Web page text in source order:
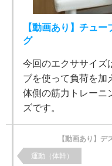
【動画あり】チュ
グ
今回のエクササイズ
ブを使って負荷を加
体側の筋力トレーニ
ズです。
【動画あり】
運動（体幹）